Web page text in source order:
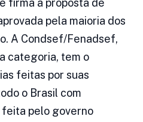
firma a proposta de
pela maioria dos
A Condsef/Fenadsef,
categoria, tem o
feitas por suas
o Brasil com
feita pelo governo